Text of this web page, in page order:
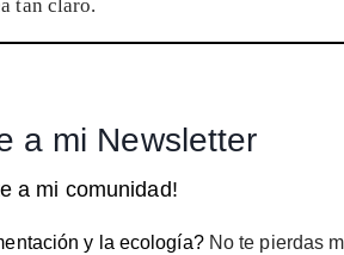
tan claro.
a mi Newsletter
a mi comunidad!
y la ecología?No te pierdas